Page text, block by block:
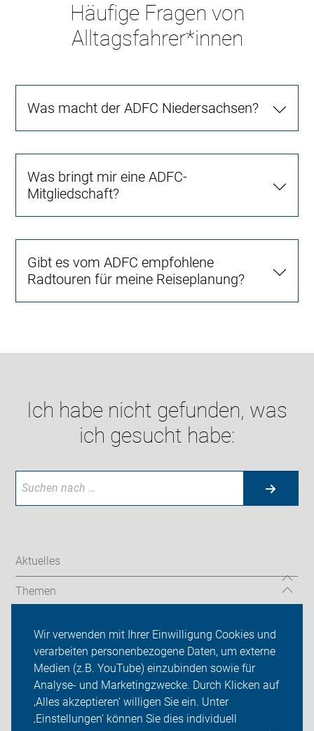
Wir verwenden mit Ihrer Einwilligung Cookies und
verarbeiten personenbezogene Daten, um externe
Medien (z.B. YouTube) einzubinden sowie für
Analyse- und Marketingzwecke. Durch Klicken auf
‚Alles akzeptieren‘ willigen Sie ein. Unter
‚Einstellungen‘ können Sie dies individuell
Häufige Fragen von
Alltagsfahrer*innen
Was macht der ADFC Niedersachsen?
Was bringt mir eine ADFC-
Mitgliedschaft?
Gibt es vom ADFC empfohlene
Radtouren für meine Reiseplanung?
Ich habe nicht gefunden, was
ich gesucht habe:
Aktuelles
Themen
ADFC Niedersachsen
Sei dabei
Presse